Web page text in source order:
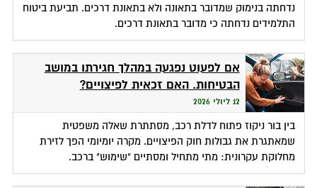
נדחתה בנימוק שמדובר בתאונה ולא בתאונת דרכים. תביעת ביטוח
התלמידים נדחתה כי מדובר בתאונת דרכים.
אם לפעוט נפגעה במהלך חגירתו במושב
הבטיחות. האם זכאית לפיצויים?
12 ליולי 2026
בין בור ניקוז פתוח לדלת רכב, מסתתרת שאלה משפטית
שמאתגרת את גבולות חוק הפיצויים. מקרה יומיומי הפך לזירת
מחלוקת עקרונית: מתי מתחיל ומסתיים "שימוש" ברכב.